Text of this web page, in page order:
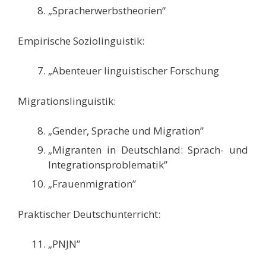
„Spracherwerbstheorien“
Empirische Soziolinguistik:
„Abenteuer linguistischer Forschung
Migrationslinguistik:
„Gender, Sprache und Migration”
„Migranten in Deutschland: Sprach- und
Integrationsproblematik”
„Frauenmigration”
Praktischer Deutschunterricht:
„PNJN”